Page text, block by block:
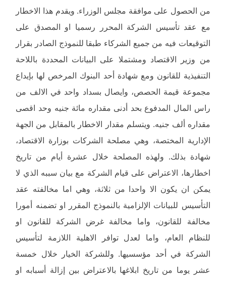
من الحصول على موافقة مجلس الوزراء. ويقدم هذا الاخطار
مع عقد تأسيس الشركة المحرر رسميا او المصدق على
التوقيعات فيه من جميع الشركاء طبقا للنموذج الصادر بقرار
من وزير الاقتصاد ومشتملا على البيانات المحددة باللاحة
التنفيذية للقانون ومع شهادة أحد البنوك المرخص لها بإيداع
مجموعة قيمة الحصص، وايصال بسداد واحد في الالف من
راس المال المدفوع بحد أدنى مقداره مائة جنيه وحد اقصى
مقداره ألف جنيه. ويتسلم مقدار الاخطار بالمقابل من الجهة
الإدارية المختصة، وهي مصلحة الشركات بوزارة الاقتصاد،
شهادة بذلك. ولهذه المصلحة خلال عشرة أيام من تاريخ
اخطارها، الاعتراض على قيام الشركة مع بيان سببه الذي لا
يمكن ان يكون الا واحدا من ثلاثة، وهي اما مخالفته عقد
التأسيس للبيانات الإلزامية بالنموذج المقرر او تضمنه أمورا
مخالفة للقانون، واما مخالفة غرض الشركة للقانون او
للنظام العام، واما لعدل توافر الاهلية اللازمة لتأسيس
الشركة في أحد مؤسسيها. وللشركة الخيار خلال خمسة
عشر يوما من تاريخ ابلاغها بالاعتراض بين إزالة أسبابه او